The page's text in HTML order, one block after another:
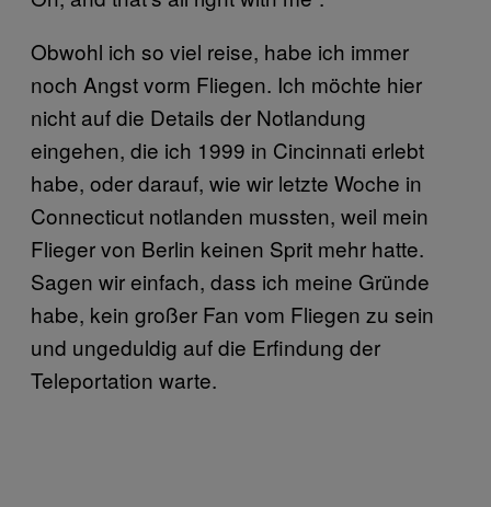
Obwohl ich so viel reise, habe ich immer
noch Angst vorm Fliegen. Ich möchte hier
nicht auf die Details der Notlandung
eingehen, die ich 1999 in Cincinnati erlebt
habe, oder darauf, wie wir letzte Woche in
Connecticut notlanden mussten, weil mein
Flieger von Berlin keinen Sprit mehr hatte.
Sagen wir einfach, dass ich meine Gründe
habe, kein großer Fan vom Fliegen zu sein
und ungeduldig auf die Erfindung der
Teleportation warte.